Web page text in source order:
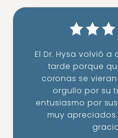
El Dr. Hysa volvió
tarde porque
coronas se
orgullo por su
entusiasmo por
muy